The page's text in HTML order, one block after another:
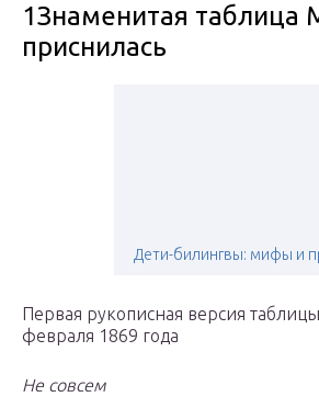
1Знаменитая таблица
приснилась
Дети-билингвы: мифы и
Первая рукописная версия
февраля 1869 года
Не совсем